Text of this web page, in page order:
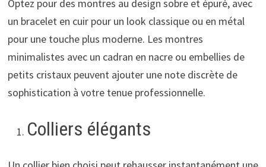
Optez pour des montres au design sobre et épuré, avec
un bracelet en cuir pour un look classique ou en métal
pour une touche plus moderne. Les montres
minimalistes avec un cadran en nacre ou embellies de
petits cristaux peuvent ajouter une note discrète de
sophistication à votre tenue professionnelle.
Colliers élégants